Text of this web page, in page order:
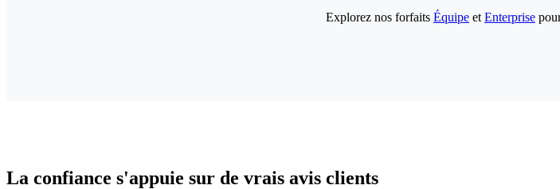
Explorez nos forfaits Équipe et Enterprise
La confiance s'appuie sur de vrais avis clients